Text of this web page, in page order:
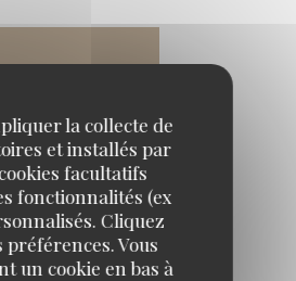
la collecte de
et installés par
facultatifs
fonctionnalités (ex
Cliquez
Vous
un cookie en bas à